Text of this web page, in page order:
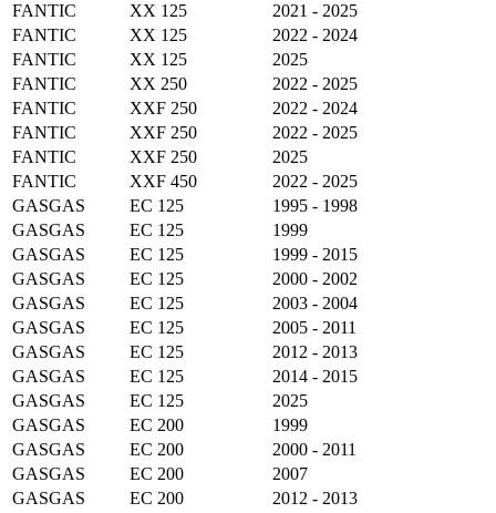
FANTIC
XX 125
2021 - 2025
FANTIC
XX 125
2022 - 2024
FANTIC
XX 125
2025
FANTIC
XX 250
2022 - 2025
FANTIC
XXF 250
2022 - 2024
FANTIC
XXF 250
2022 - 2025
FANTIC
XXF 250
2025
FANTIC
XXF 450
2022 - 2025
GASGAS
EC 125
1995 - 1998
GASGAS
EC 125
1999
GASGAS
EC 125
1999 - 2015
GASGAS
EC 125
2000 - 2002
GASGAS
EC 125
2003 - 2004
GASGAS
EC 125
2005 - 2011
GASGAS
EC 125
2012 - 2013
GASGAS
EC 125
2014 - 2015
GASGAS
EC 125
2025
GASGAS
EC 200
1999
GASGAS
EC 200
2000 - 2011
GASGAS
EC 200
2007
GASGAS
EC 200
2012 - 2013